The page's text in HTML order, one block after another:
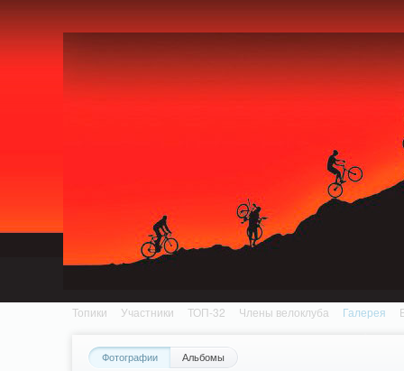
Топики Участники ТОП-32 Члены велоклуба Галерея
Вопрос-ответ Байки События
Фотографии Альбомы